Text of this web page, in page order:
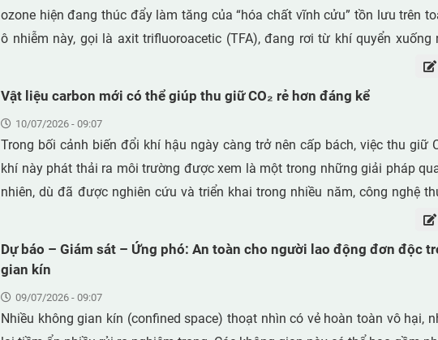
ozone hiện đang thúc đẩy làm tăng của “hóa chất vĩnh cửu” tồn lưu trên
ô nhiễm này, gọi là axit trifluoroacetic (TFA), đang rơi từ khí quyển xuống
băng, bao gồm cả những khu vực xa xôi như Bắc Cực. Ngay cả khi các hóa
dần bị loại bỏ, vòng đời dài của chúng khiến ô nhiễm vẫn tiếp tục gia tăng.
Vật liệu carbon mới có thể giúp thu giữ CO₂ rẻ hơn đáng kể
10/07/2026 - 09:07
Trong bối cảnh biến đổi khí hậu ngày càng trở nên cấp bách, việc thu giữ
khí này phát thải ra môi trường được xem là một trong những giải pháp
nhiên, dù đã được nghiên cứu và triển khai trong nhiều năm, công nghệ
vẫn chưa thể phổ biến rộng rãi. Nguyên nhân chính nằm ở chi phí cao và
tối ưu, đặc biệt là mức tiêu thụ năng lượng lớn trong quá trình vận hành.
việc tìm ra những vật liệu mới có thể giảm chi phí mà vẫn đảm bảo hiệu
Dự báo – Giám sát – Ứng phó: An toàn cho người lao động đơn độc
gian kín
09/07/2026 - 09:07
Nhiều không gian kín (confined space) thoạt nhìn có vẻ hoàn toàn vô hại,